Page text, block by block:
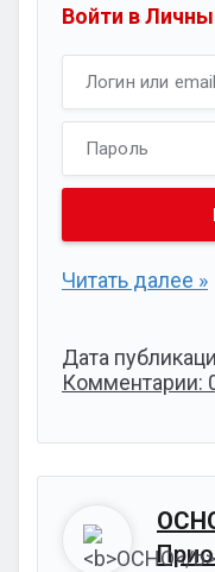
Войти в
Читать далее »
Дата
Комментарии: